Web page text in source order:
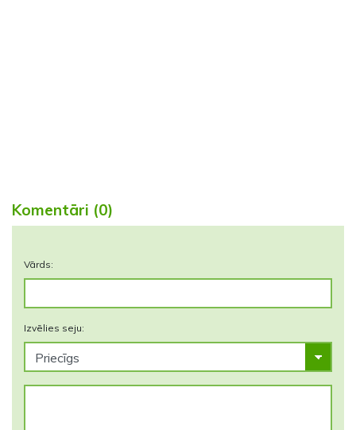
Komentāri (0)
Vārds:
Izvēlies seju: